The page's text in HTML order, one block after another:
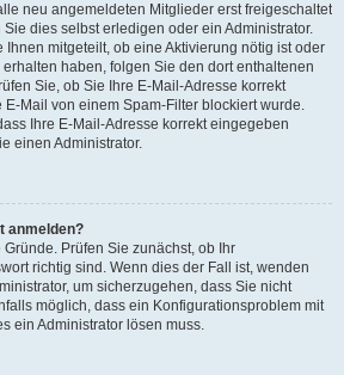
neu angemeldeten Mitglieder erst freigeschaltet
dies selbst erledigen oder ein Administrator.
Ihnen mitgeteilt, ob eine Aktivierung nötig ist oder
haben, folgen Sie den dort enthaltenen
Sie, ob Sie Ihre E-Mail-Adresse korrekt
Mail von einem Spam-Filter blockiert wurde.
Ihre E-Mail-Adresse korrekt eingegeben
einen Administrator.
anmelden?
Prüfen Sie zunächst, ob Ihr
richtig sind. Wenn dies der Fall ist, wenden
um sicherzugehen, dass Sie nicht
möglich, dass ein Konfigurationsproblem mit
ein Administrator lösen muss.